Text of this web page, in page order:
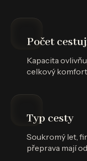
Počet
Kapacita
celkový
Typ cesty
Soukromý let,
přeprava mají